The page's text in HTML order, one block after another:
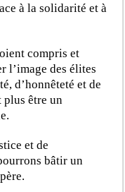
à la solidarité et à
compris et
l’image des élites
d’honnêteté et de
plus être un
et de
bâtir un